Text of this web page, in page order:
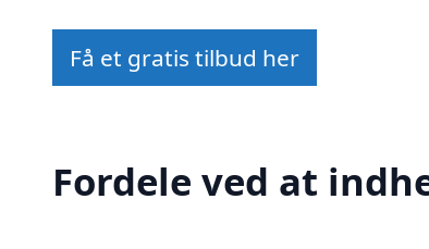
Få et gratis tilbud her
Fordele ved at